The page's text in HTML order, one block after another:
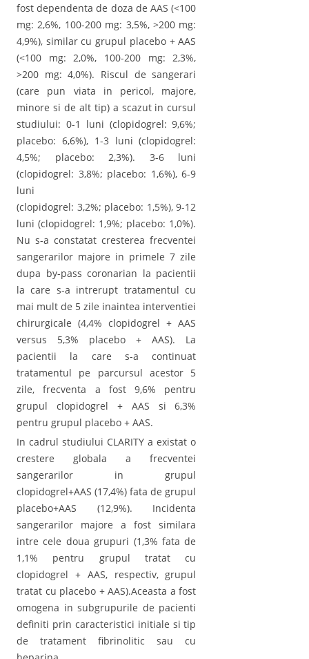
fost dependenta de doza de AAS (<100
mg: 2,6%, 100-200 mg: 3,5%, >200 mg:
4,9%), similar cu grupul placebo + AAS
(<100 mg: 2,0%, 100-200 mg: 2,3%,
>200 mg: 4,0%). Riscul de sangerari
(care pun viata in pericol, majore,
minore si de alt tip) a scazut in cursul
studiului: 0-1 luni (clopidogrel: 9,6%;
placebo: 6,6%), 1-3 luni (clopidogrel:
4,5%; placebo: 2,3%). 3-6 luni
(clopidogrel: 3,8%; placebo: 1,6%), 6-9
luni
(clopidogrel: 3,2%; placebo: 1,5%), 9-12
luni (clopidogrel: 1,9%; placebo: 1,0%).
Nu s-a constatat cresterea frecventei
sangerarilor majore in primele 7 zile
dupa by-pass coronarian la pacientii
la care s-a intrerupt tratamentul cu
mai mult de 5 zile inaintea interventiei
chirurgicale (4,4% clopidogrel + AAS
versus 5,3% placebo + AAS). La
pacientii la care s-a continuat
tratamentul pe parcursul acestor 5
zile, frecventa a fost 9,6% pentru
grupul clopidogrel + AAS si 6,3%
pentru grupul placebo + AAS.
In cadrul studiului CLARITY a existat o
crestere globala a frecventei
sangerarilor in grupul
clopidogrel+AAS (17,4%) fata de grupul
placebo+AAS (12,9%). Incidenta
sangerarilor majore a fost similara
intre cele doua grupuri (1,3% fata de
1,1% pentru grupul tratat cu
clopidogrel + AAS, respectiv, grupul
tratat cu placebo + AAS).Aceasta a fost
omogena in subgrupurile de pacienti
definiti prin caracteristici initiale si tip
de tratament fibrinolitic sau cu